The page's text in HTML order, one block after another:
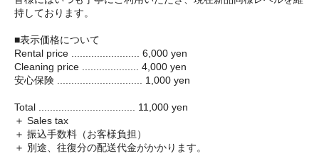
持しております。
■表示価格について
Rental price ........................ 6,000 yen
Cleaning price .................... 4,000 yen
安心保険 .............................. 1,000 yen
Total .................................. 11,000 yen
＋ Sales tax
＋ 振込手数料（お客様負担）
＋ 別途、往復分の配送代金がかかります。